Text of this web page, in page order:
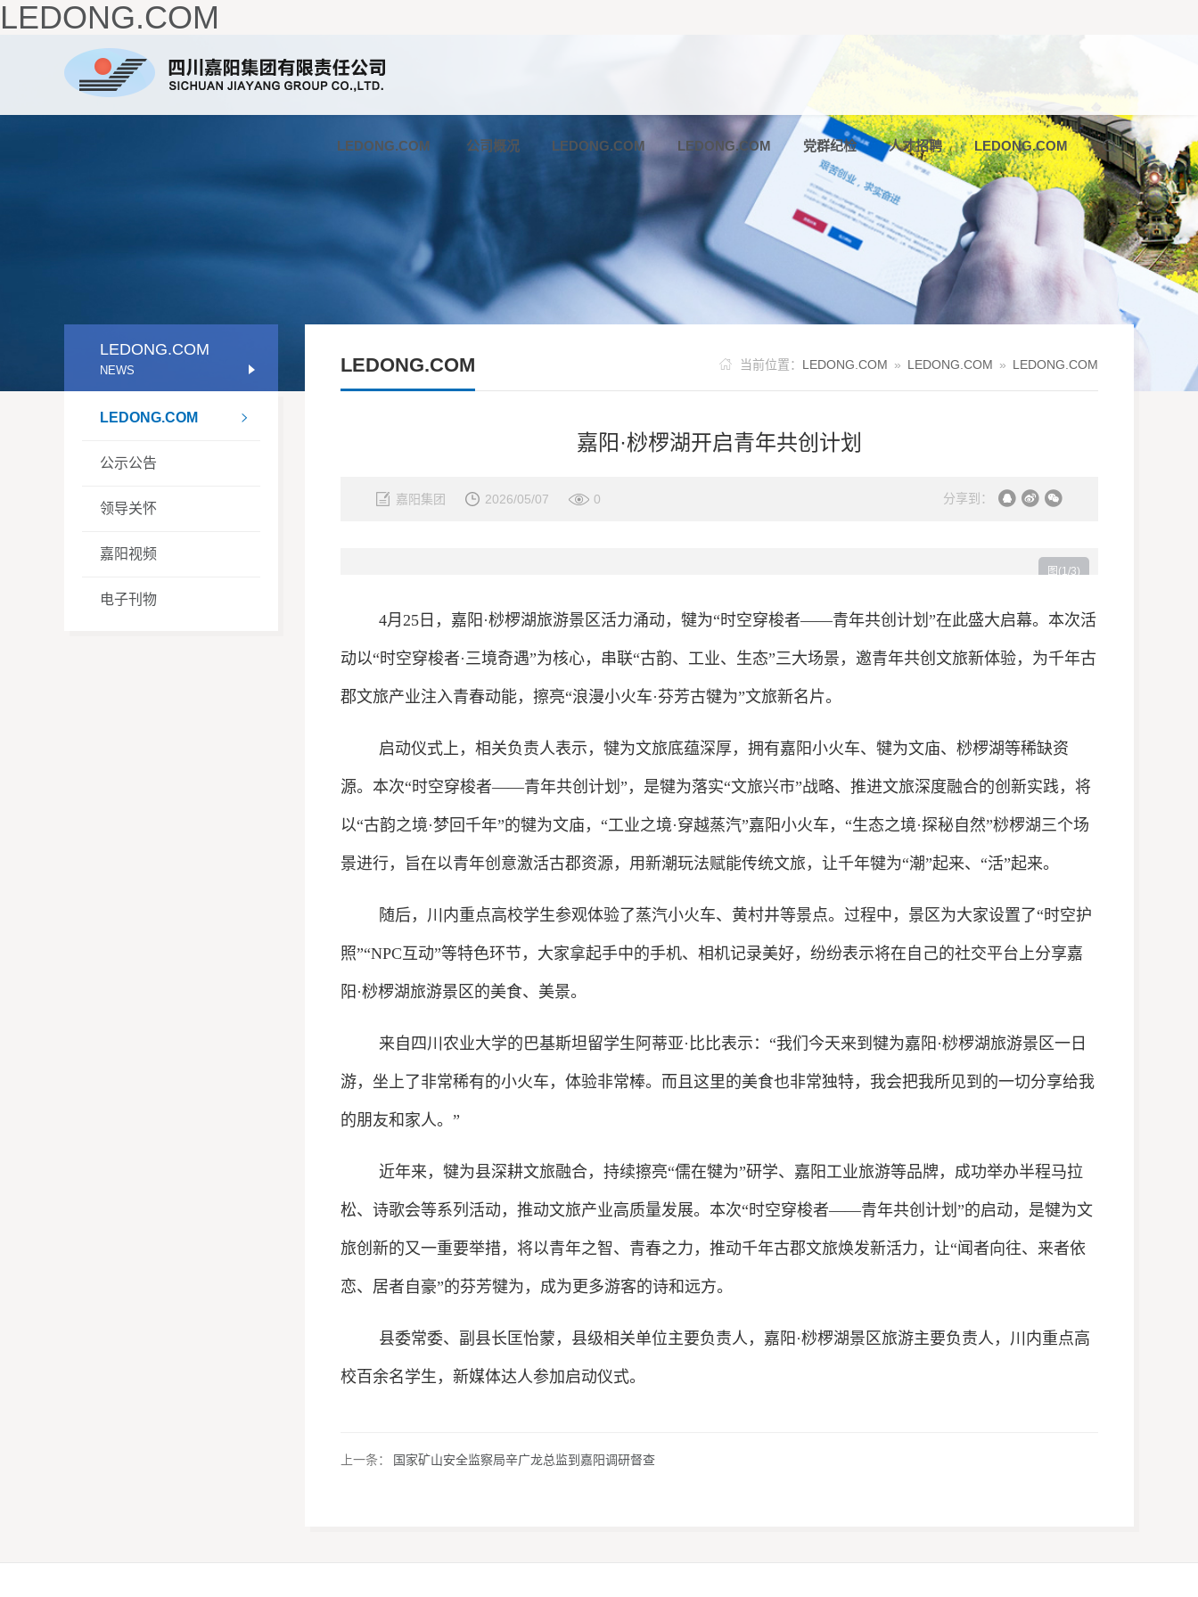
LEDONG.COM
LEDONG.COM 公司概况 LEDONG.COM LEDONG.COM 党群纪检 人才招聘 LEDONG.COM 
组织架构
LEDONG.COM 公示公告
企业风采
纪检监察
人才招聘
LEDONG.COM
NEWS

LEDONG.COM
公示公告
领导关怀
嘉阳视频
电子刊物
LEDONG.COM  当前位置： LEDONG.COM » LEDONG.COM » LEDONG.COM
嘉阳·桫椤湖开启青年共创计划
嘉阳集团 2026/05/07 0 分享到：
图(1/3)
4月25日，嘉阳·桫椤湖旅游景区活力涌动，犍为“时空穿梭者——青年共创计划”在此盛大启幕。本次活
动以“时空穿梭者·三境奇遇”为核心，串联“古韵、工业、生态”三大场景，邀青年共创文旅新体验，为千年古
郡文旅产业注入青春动能，擦亮“浪漫小火车·芬芳古犍为”文旅新名片。
启动仪式上，相关负责人表示，犍为文旅底蕴深厚，拥有嘉阳小火车、犍为文庙、桫椤湖等稀缺资
源。本次“时空穿梭者——青年共创计划”，是犍为落实“文旅兴市”战略、推进文旅深度融合的创新实践，将
以“古韵之境·梦回千年”的犍为文庙，“工业之境·穿越蒸汽”嘉阳小火车，“生态之境·探秘自然”桫椤湖三个场
景进行，旨在以青年创意激活古郡资源，用新潮玩法赋能传统文旅，让千年犍为“潮”起来、“活”起来。
随后，川内重点高校学生参观体验了蒸汽小火车、黄村井等景点。过程中，景区为大家设置了“时空护
照”“NPC互动”等特色环节，大家拿起手中的手机、相机记录美好，纷纷表示将在自己的社交平台上分享嘉
阳·桫椤湖旅游景区的美食、美景。
来自四川农业大学的巴基斯坦留学生阿蒂亚·比比表示：“我们今天来到犍为嘉阳·桫椤湖旅游景区一日
游，坐上了非常稀有的小火车，体验非常棒。而且这里的美食也非常独特，我会把我所见到的一切分享给我
的朋友和家人。”
近年来，犍为县深耕文旅融合，持续擦亮“儒在犍为”研学、嘉阳工业旅游等品牌，成功举办半程马拉
松、诗歌会等系列活动，推动文旅产业高质量发展。本次“时空穿梭者——青年共创计划”的启动，是犍为文
旅创新的又一重要举措，将以青年之智、青春之力，推动千年古郡文旅焕发新活力，让“闻者向往、来者依
恋、居者自豪”的芬芳犍为，成为更多游客的诗和远方。
县委常委、副县长匡怡蒙，县级相关单位主要负责人，嘉阳 ·桫椤湖景区旅游主要负责人，川内重点高
校百余名学生，新媒体达人参加启动仪式。
上一条： 国家矿山安全监察局辛广龙总监到嘉阳调研督查